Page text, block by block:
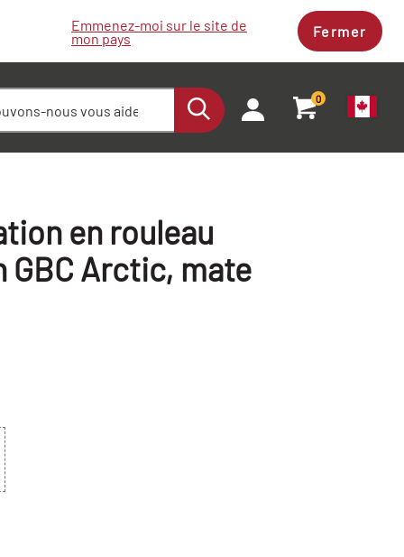
Emmenez-moi sur le site de
mon pays Fermer
0
en rouleau
GBC Arctic, mate